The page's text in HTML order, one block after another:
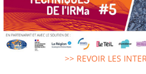
>> REVOIR LES